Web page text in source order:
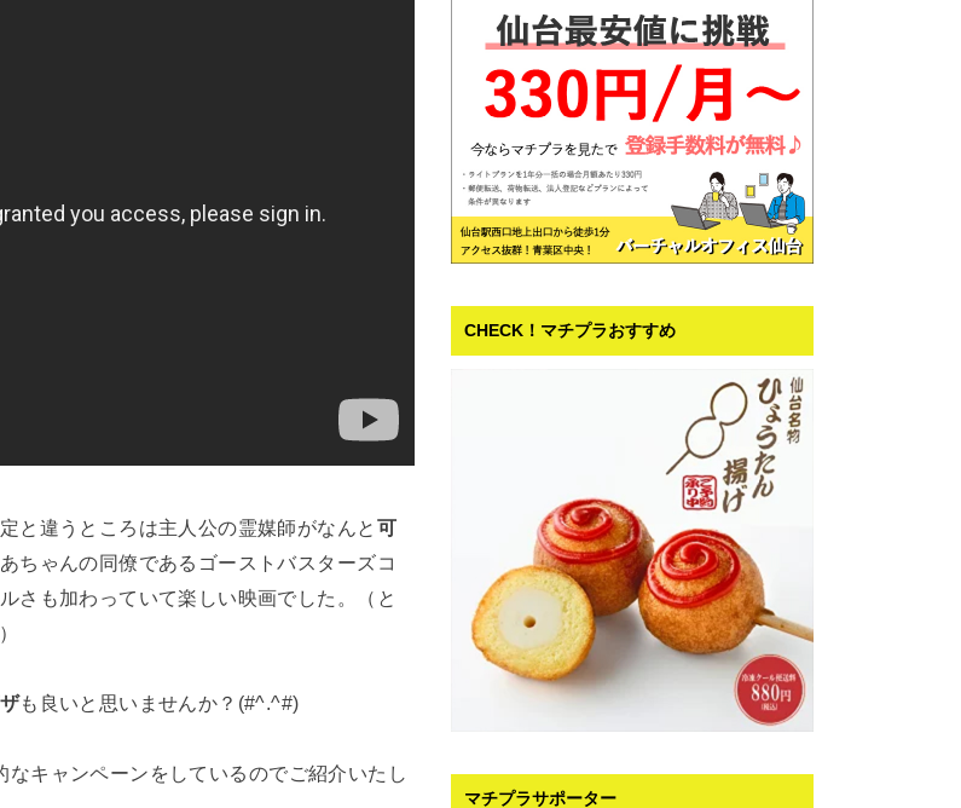
と違うところは主人公の霊媒師がなんと 可
ちゃんの同僚であるゴーストバスターズコ
さも加わっていて楽しい映画でした。（と
も良いと思いませんか？(#^.^#)
なキャンペーンをしているのでご紹介いたし
CHECK！マチプラおすすめ
マチプラサポーター